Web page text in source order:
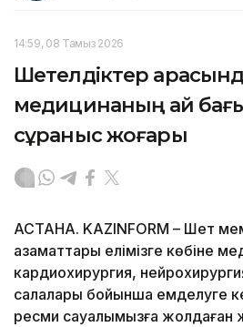
14:59, 08 Тамыз 2026
Шетелдіктер
медицинаның қай
сұраныс жоғары
АСТАНА. KAZINFORM – Шет
азаматтары елімізге көбіне
кардиохирургия,
салалары бойынша емделуге
ресми сауалымызға жолдаған